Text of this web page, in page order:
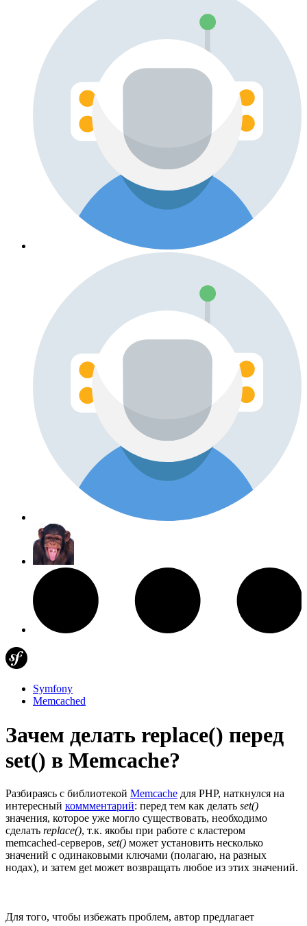
Symfony
Memcached
Зачем делать replace() перед
set() в Memcache?
Разбираясь с библиотекой Memcache для PHP, наткнулся на
интересный коммментарий: перед тем как делать set()
значения, которое уже могло существовать, необходимо
сделать replace(), т.к. якобы при работе с кластером
memcached-серверов, set() может установить несколько
значений с одинаковыми ключами (полагаю, на разных
нодах), и затем get может возвращать любое из этих значений.
Для того, чтобы избежать проблем, автор предлагает